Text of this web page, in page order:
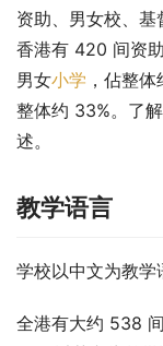
资助、男女校、
香港有 420 间资助
男女小学 ，佔整
整体约 33%。了
述。
教学语言
学校以中文为教学
全港有大约 538